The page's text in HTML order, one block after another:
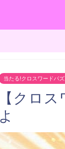
当たる!クロスワードパ
【クロ
よ